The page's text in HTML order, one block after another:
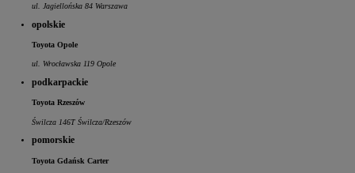
ul. Jagiellońska 84 Warszawa
opolskie
Toyota Opole
ul. Wrocławska 119 Opole
podkarpackie
Toyota Rzeszów
Świlcza 146T Świlcza/Rzeszów
pomorskie
Toyota Gdańsk Carter